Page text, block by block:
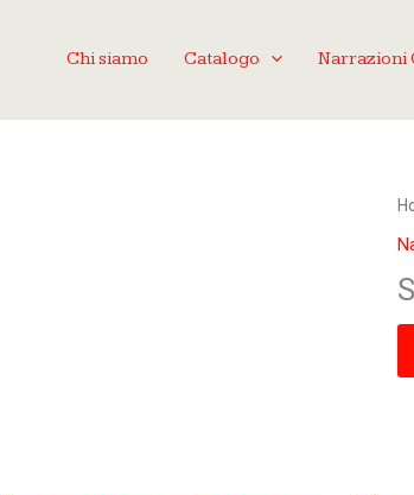
Chi siamo Catalogo Narrazioni